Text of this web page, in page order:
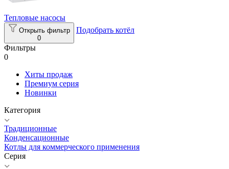
Тепловые насосы
Открыть фильтр
0
Подобрать котёл
Фильтры
0
Хиты продаж
Премиум серия
Новинки
Категория
Традиционные
Конденсационные
Котлы для коммерческого применения
Серия